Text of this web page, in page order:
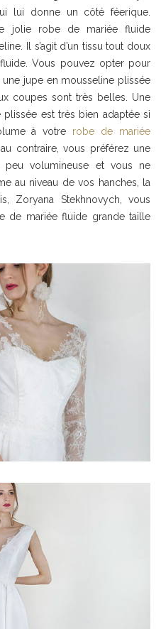
lui donne un côté féerique.
jolie robe de mariée fluide
Il s’agit d’un tissu tout doux
Vous pouvez opter pour
jupe en mousseline plissée
coupes sont très belles. Une
est très bien adaptée si
à votre robe de mariée
contraire, vous préférez une
volumineuse et vous ne
au niveau de vos hanches, la
Zoryana Stekhnovych, vous
de mariée fluide grande taille